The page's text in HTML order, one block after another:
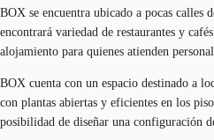
BOX se encuentra ubicado a pocas calles
encontrará variedad de restaurantes y
alojamiento para quienes atienden
BOX cuenta con un espacio destinado a
con plantas abiertas y eficientes en los
posibilidad de diseñar una configuración